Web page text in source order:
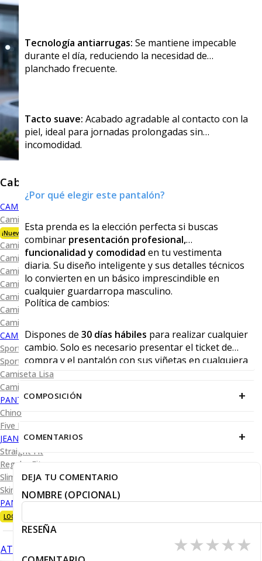
Caballero
CAMISAS
Camisa Premium Bambú
¡Nueva Colección!
Camisa Blanca
Camisa Performance
Camisa Piqué
Camisa Oxford
Camisa Lisa y Textura
Camisa Diseño
Camisa Cuadro y Raya
CAMISA SPORT
Sport Lisas
Sport Diseño
Camiseta Lisa
Camiseta Diseño
PANTALÓN CASUAL
Chino
Five Pocket
JEANS
Straight Fit
Regular Fit
Slim Fit
Skinny Fit
PANTALÓN DE VESTIR
LOOKS
ATRÁS
Tecnología antiarrugas: Se mantiene impecable
durante el día, reduciendo la necesidad de
planchado frecuente.
Tacto suave: Acabado agradable al contacto con la
piel, ideal para jornadas prolongadas sin
incomodidad.
¿Por qué elegir este pantalón?
Esta prenda es la elección perfecta si buscas
combinar presentación profesional,
funcionalidad y comodidad en tu vestimenta
diaria. Su diseño inteligente y sus detalles técnicos
lo convierten en un básico imprescindible en
cualquier guardarropa masculino.
Política de cambios:
Dispones de 30 días hábiles para realizar cualquier
cambio. Solo es necesario presentar el ticket de
compra y el pantalón con sus viñetas en cualquiera
de nuestras tiendas físicas.
COMPOSICIÓN +
COMENTARIOS +
DEJA TU COMENTARIO
NOMBRE (OPCIONAL)
RESEÑA
★
★
★
★
★